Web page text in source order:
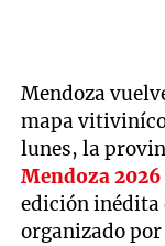
Mendoza
mapa
lunes, la
Mendoza
edición inédita
organizado